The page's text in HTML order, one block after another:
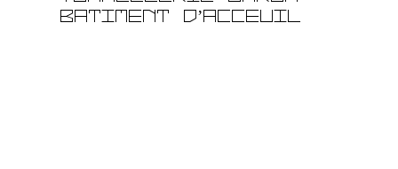
BATIMENT D’ACCEUIL